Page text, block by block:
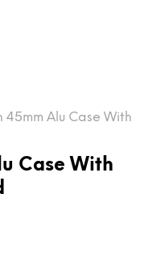
Alu Case With
Case With